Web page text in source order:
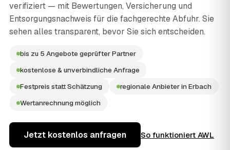
verifiziert — mit Bewertungen, Versicherung und
Entsorgungsnachweis für die fachgerechte Abfuhr. Sie
sehen alles transparent, bevor Sie sich entscheiden.
bis zu 5 Angebote geprüfter Partner
kostenlose & unverbindliche Anfrage
Festpreis statt Schätzung
regionale Anbieter in Erbach
Wertanrechnung möglich
Jetzt kostenlos anfragen So funktioniert AWL